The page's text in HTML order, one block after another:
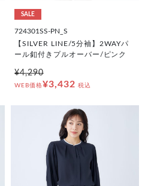
SALE
724301SS-PN_S
【SILVER LINE/5分袖】2WAYパ
ール釦付きプルオーバー/ピンク
¥4,290
WEB価格¥3,432 税込